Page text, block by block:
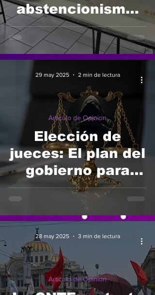
abstencionismo,
simulación y el
riesgo"
Elección de
jueces: El plan del
gobierno para
tomar el Poder
Judicial
Articulo de Opinion
29 may 2025 2 min de lectura
Articulo de Opinion
28 may 2025 3 min de lectura